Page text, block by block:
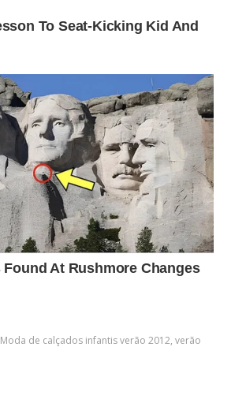
Moda de calçados infantis verão 2012,verão